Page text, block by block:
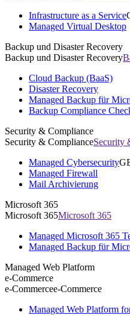
Infrastructure as a Service
Managed Virtual Desktop
Backup und Disaster Recovery
Backup und Disaster Recovery
Cloud Backup (BaaS)
Disaster Recovery
Managed Backup für
Backup Compliance
Security & Compliance
Security & ComplianceSecurity
Managed Cybersecurity
Managed Firewall
Mail Archivierung
Microsoft 365
Microsoft 365Microsoft 365
Managed Microsoft 365
Managed Backup für
Managed Web Platform
e-Commerce
e-Commercee-Commerce
Managed Web Platform